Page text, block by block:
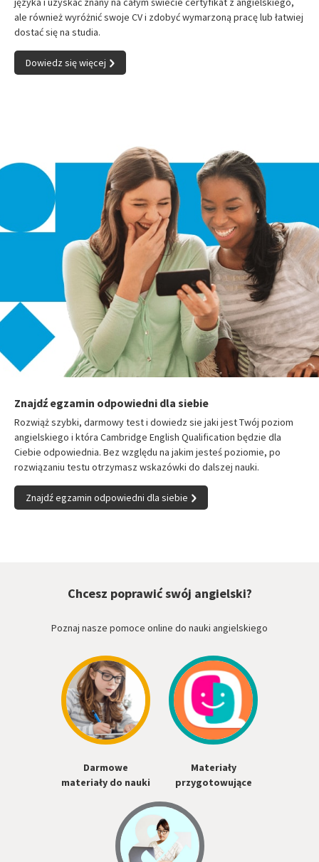
ale również wyróżnić swoje CV i zdobyć wymarzoną pracę lub łatwiej
dostać się na studia.
Dowiedz się więcej
Znajdź egzamin odpowiedni dla siebie
Rozwiąż szybki, darmowy test i dowiedz sie jaki jest Twój poziom
angielskiego i która Cambridge English Qualification będzie dla
Ciebie odpowiednia. Bez względu na jakim jesteś poziomie, po
rozwiązaniu testu otrzymasz wskazówki do dalszej nauki.
Znajdź egzamin odpowiedni dla siebie
Chcesz poprawić swój angielski?
Poznaj nasze pomoce online do nauki angielskiego
Darmowe
materiały do nauki
Materiały
przygotowujące